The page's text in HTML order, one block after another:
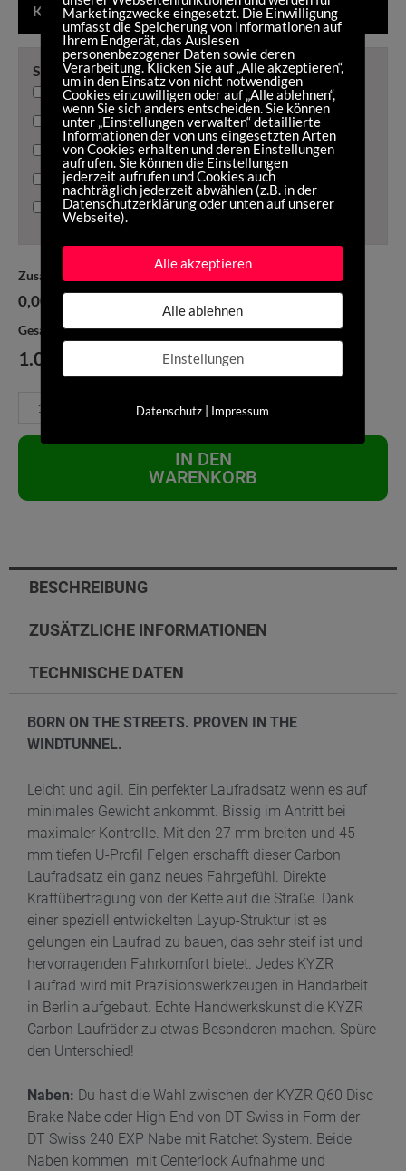
KASSETTE
Shimano 11-fach oder 12-fach
Ultegra Kassette 11s | 11-25 Zähne 90,00€
Ultegra Kassette 11s | 11-28 Zähne 90,00€
Ultegra Kassette 11s | 11-30 Zähne 95,00€
Ultegra Kassette 12s | 11-30 Zähne 110,00
Ultegra Kassette 12s | 11-34 Zähne 110,00€
Zusatzoptionen inkl. MwSt.
0,00 €
Gesamtsumme inkl MwSt.
1.099,00
IN DEN
WARENKORB
BESCHREIBUNG
ZUSÄTZLICHE INFORMATIONEN
TECHNISCHE DATEN
BORN ON THE STREETS. PROVEN IN THE
WINDTUNNEL.
Leicht und agil. Ein perfekter Laufradsatz wenn es auf
minimales Gewicht ankommt. Bissig im Antritt bei
maximaler Kontrolle. Mit den 27 mm breiten und 45
mm tiefen U-Profil Felgen erschafft dieser Carbon
Laufradsatz ein ganz neues Fahrgefühl. Direkte
Kraftübertragung von der Kette auf die Straße. Dank
einer speziell entwickelten Layup-Struktur ist es
gelungen ein Laufrad zu bauen, das sehr steif ist und
hervorragenden Fahrkomfort bietet. Jedes KYZR
Laufrad wird mit Präzisionswerkzeugen in Handarbeit
in Berlin aufgebaut. Echte Handwerkskunst die KYZR
Carbon Laufräder zu etwas Besonderen machen. Spüre
den Unterschied!
Naben: Du hast die Wahl zwischen der KYZR Q60 Disc
Brake Nabe oder High End von DT Swiss in Form der
DT Swiss 240 EXP Nabe mit Ratchet System. Beide
Naben kommen mit Centerlock Aufnahme und
Marketingzwecke eingesetzt. Die Einwilligung
umfasst die Speicherung von Informationen auf
Ihrem Endgerät, das Auslesen
personenbezogener Daten sowie deren
Verarbeitung. Klicken Sie auf „Alle akzeptieren“,
um in den Einsatz von nicht notwendigen
Cookies einzuwilligen oder auf „Alle ablehnen“,
wenn Sie sich anders entscheiden. Sie können
unter „Einstellungen verwalten“ detaillierte
Informationen der von uns eingesetzten Arten
von Cookies erhalten und deren Einstellungen
aufrufen. Sie können die Einstellungen
jederzeit aufrufen und Cookies auch
nachträglich jederzeit abwählen (z.B. in der
Datenschutzerklärung oder unten auf unserer
Webseite).
Alle akzeptieren
Alle ablehnen
Einstellungen
Datenschutz | Impressum